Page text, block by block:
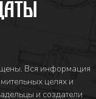
Вся информация
целях и
и создатели